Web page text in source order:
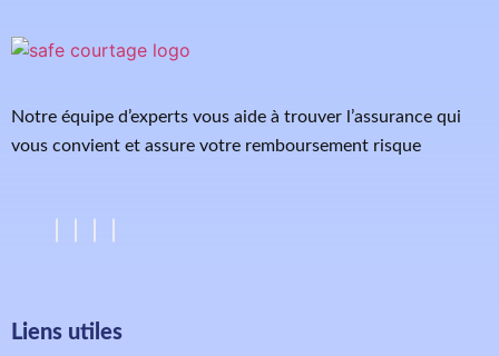
Notre équipe d’experts vous aide à trouver l’assurance qui
vous convient et assure votre remboursement risque
Liens utiles